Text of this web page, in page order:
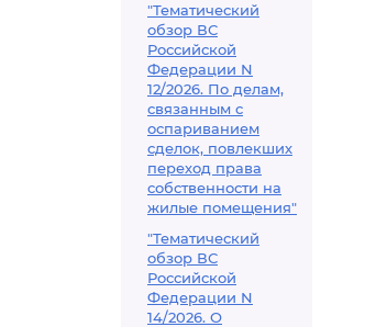
"Тематический
обзор ВС
Российской
Федерации N
12/2026. По делам,
связанным с
оспариванием
сделок, повлекших
переход права
собственности на
жилые помещения"
"Тематический
обзор ВС
Российской
Федерации N
14/2026. О